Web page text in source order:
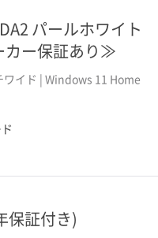
パールホワイト
カー保証あり≫
イド | Windows 11 Home
保証付き)